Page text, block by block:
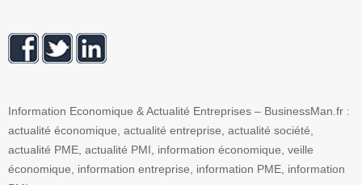
Information Economique & Actualité Entreprises – BusinessMan.fr :
actualité économique, actualité entreprise, actualité société,
actualité PME, actualité PMI, information économique, veille
économique, information entreprise, information PME, information